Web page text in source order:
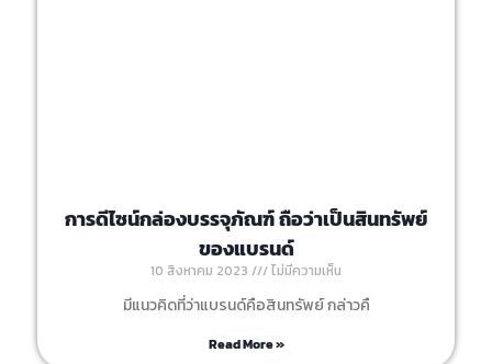
การดีไซน์กล่องบรรจุภัณฑ์ ถือว่าเป็นสินทรัพย์
ของแบรนด์
10 สิงหาคม 2023 ไม่มีความเห็น
มีแนวคิดที่ว่าแบรนด์คือสินทรัพย์ กล่าวคื
Read More »